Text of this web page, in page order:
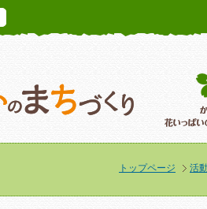
かつしか花い
トップページ 活